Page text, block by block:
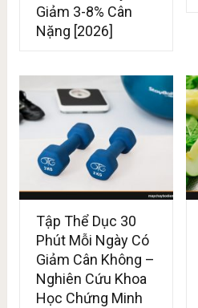
Giảm 3-8% Cân
Nặng [2026]
Tập Thể Dục 30
Phút Mỗi Ngày Có
Giảm Cân Không –
Nghiên Cứu Khoa
Học Chứng Minh